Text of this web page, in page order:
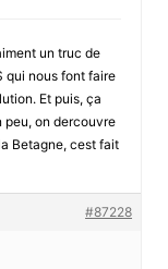
un truc de
qui nous font faire
Et puis, ça
peu, on dercouvre
Betagne, cest fait
#87228